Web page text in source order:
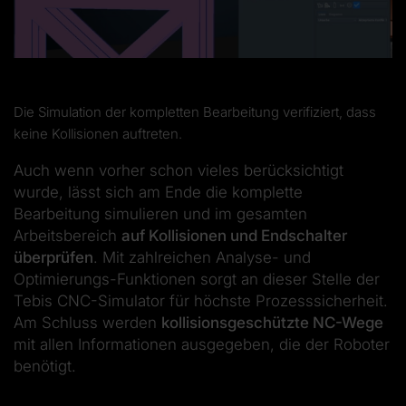
Die Simulation der kompletten Bearbeitung verifiziert, dass
keine Kollisionen auftreten.
Auch wenn vorher schon vieles berücksichtigt
wurde, lässt sich am Ende die komplette
Bearbeitung simulieren und im gesamten
Arbeitsbereich auf Kollisionen und Endschalter
überprüfen. Mit zahlreichen Analyse- und
Optimierungs-Funktionen sorgt an dieser Stelle der
Tebis CNC-Simulator für höchste Prozesssicherheit.
Am Schluss werden kollisionsgeschützte NC-Wege
mit allen Informationen ausgegeben, die der Roboter
benötigt.